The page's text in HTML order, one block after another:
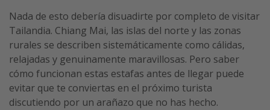
Nada de esto debería disuadirte por completo de visitar
Tailandia. Chiang Mai, las islas del norte y las zonas
rurales se describen sistemáticamente como cálidas,
relajadas y genuinamente maravillosas. Pero saber
cómo funcionan estas estafas antes de llegar puede
evitar que te conviertas en el próximo turista
discutiendo por un arañazo que no has hecho.